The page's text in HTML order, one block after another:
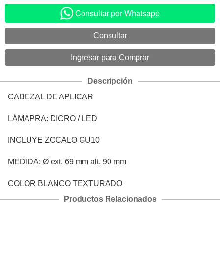
Consultar por Whatsapp
Descripción
CABEZAL DE APLICAR
LÁMAPRA: DICRO / LED
INCLUYE ZOCALO GU10
MEDIDA: Ø ext. 69 mm alt. 90 mm
COLOR BLANCO TEXTURADO
Productos Relacionados